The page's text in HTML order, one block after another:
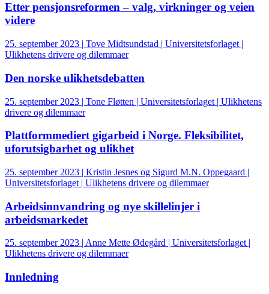
Etter pensjonsreformen – valg, virkninger og veien
videre
25. september 2023 | Tove Midtsundstad | Universitetsforlaget |
Ulikhetens drivere og dilemmaer
Den norske ulikhetsdebatten
25. september 2023 | Tone Fløtten | Universitetsforlaget | Ulikhetens
drivere og dilemmaer
Plattformmediert gigarbeid i Norge. Fleksibilitet,
uforutsigbarhet og ulikhet
25. september 2023 | Kristin Jesnes og Sigurd M.N. Oppegaard |
Universitetsforlaget | Ulikhetens drivere og dilemmaer
Arbeidsinnvandring og nye skillelinjer i
arbeidsmarkedet
25. september 2023 | Anne Mette Ødegård | Universitetsforlaget |
Ulikhetens drivere og dilemmaer
Innledning